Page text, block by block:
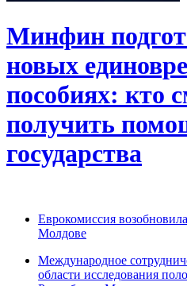
Минфин
новых
пособиях: кто
получить
государства
Еврокомиссия
Молдове
Международное
области исследования